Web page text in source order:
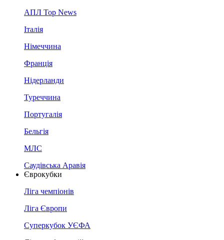
АПЛ Top News
Італія
Німеччина
Франція
Нідерланди
Туреччина
Португалія
Бельгія
МЛС
Саудівська Аравія
Єврокубки
Ліга чемпіонів
Ліга Європи
Суперкубок УЄФА